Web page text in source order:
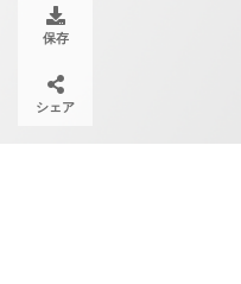
保存
シェア